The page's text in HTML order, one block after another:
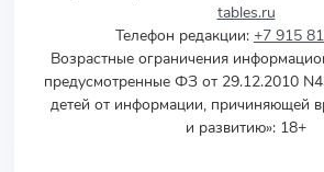
tables.ru
Телефон редакции: +7 915
Возрастные ограничения
предусмотренные ФЗ от 29.12.2010
детей от информации, причиняющей
и развитию»: 18+